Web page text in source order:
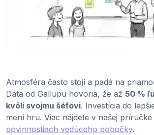
Atmosféra často stojí a padá na
Dáta od Gallupu hovoria, že až 50 %
kvôli svojmu šéfovi. Investícia do
mení hru. Viac nájdete v našej príručke
povinnostiach vedúceho pobočky.